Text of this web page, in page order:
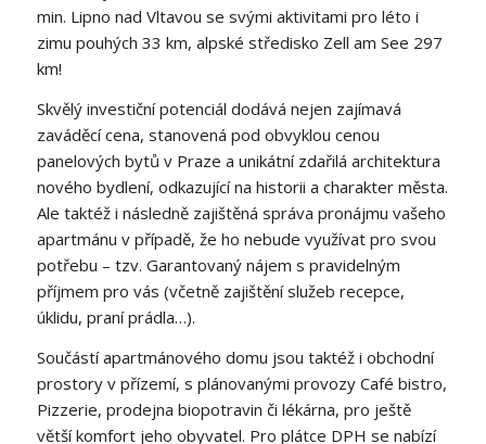
min. Lipno nad Vltavou se svými aktivitami pro léto i
zimu pouhých 33 km, alpské středisko Zell am See 297
km!
Skvělý investiční potenciál dodává nejen zajímavá
zaváděcí cena, stanovená pod obvyklou cenou
panelových bytů v Praze a unikátní zdařilá architektura
nového bydlení, odkazující na historii a charakter města.
Ale taktéž i následně zajištěná správa pronájmu vašeho
apartmánu v případě, že ho nebude využívat pro svou
potřebu – tzv. Garantovaný nájem s pravidelným
příjmem pro vás (včetně zajištění služeb recepce,
úklidu, praní prádla…).
Součástí apartmánového domu jsou taktéž i obchodní
prostory v přízemí, s plánovanými provozy Café bistro,
Pizzerie, prodejna biopotravin či lékárna, pro ještě
větší komfort jeho obyvatel. Pro plátce DPH se nabízí